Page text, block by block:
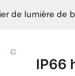
de lumière de
IP66